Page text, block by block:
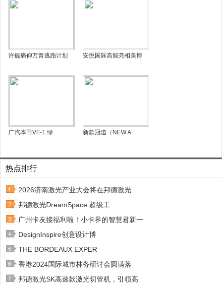
许巍痛仰万青逃跑计划 安悦国际高能亮相美博
广汽本田VE-1 绿 新款冠道（NEW A
热点排行
2026济南激光产业大会将在邦德激光
邦德激光DreamSpace 超级工
广州卡友接福利啦！小卡界的智慧君新一
DesignInspire创意设计博
THE BORDEAUX EXPER
香港2024国际城市林务研讨会圆满落
邦德激光SK高速款激光切管机，引领高